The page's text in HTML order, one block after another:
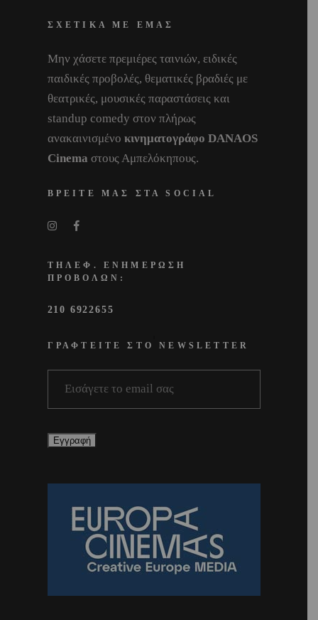
ΣΧΕΤΙΚΑ ΜΕ ΕΜΑΣ
Μην χάσετε πρεμιέρες ταινιών, ειδικές
παιδικές προβολές, θεματικές βραδιές με
θεατρικές, μουσικές παραστάσεις και
standup comedy στον πλήρως
ανακαινισμένο κινηματογράφο DANAOS
Cinema στους Αμπελόκηπους.
ΒΡΕΙΤΕ ΜΑΣ ΣΤΑ SOCIAL
ΤΗΛΕΦ. ΕΝΗΜΕΡΩΣΗ
ΠΡΟΒΟΛΩΝ:
210 6922655
ΓΡΑΦΤΕΙΤΕ ΣΤΟ NEWSLETTER